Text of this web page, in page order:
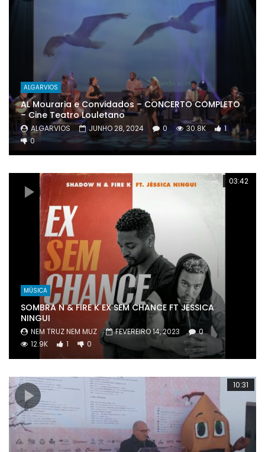
ALGARVIOS
AL Mouraria e Convidados – CONCERTO COMPLETO
– Cine Teatro Louletano
ALGARVIOS JUNHO 28, 2024 0 30.8K
1
0
03:42
MÚSICA
SOMBRA N & FIRE K EX SEM CHANCE FT JESSICA
NINGUI
NEM TRUZ NEM MUZ FEVEREIRO 14, 2023
0
12.9K
1 0
10:31